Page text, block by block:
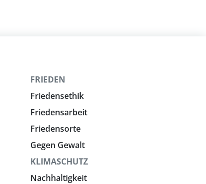
FRIEDEN
Friedensethik
Friedensarbeit
Friedensorte
Gegen Gewalt
KLIMASCHUTZ
Nachhaltigkeit